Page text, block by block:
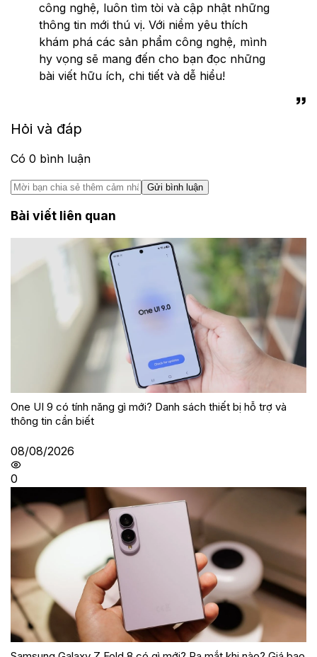
công nghệ, luôn tìm tòi và cập nhật những
thông tin mới thú vị. Với niềm yêu thích
khám phá các sản phẩm công nghệ, mình
hy vọng sẽ mang đến cho bạn đọc những
bài viết hữu ích, chi tiết và dễ hiểu!
Hỏi và đáp
Có 0 bình luận
Gửi bình luận
Bài viết liên quan
One UI 9 có tính năng gì mới? Danh sách thiết bị hỗ trợ và
thông tin cần biết
08/08/2026
0